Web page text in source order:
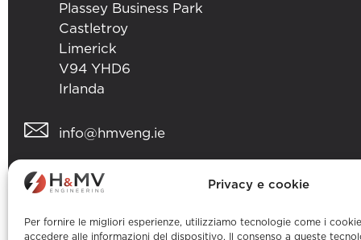
Privacy e cookie
Per fornire le migliori esperienze, utilizziamo tecnologie come i
accedere alle informazioni del dispositivo. Il consenso a queste
Plassey Business Park
Castletroy
Limerick
V94 YHD6
Irlanda
info@hmveng.ie
+353 (0) 61 357 496